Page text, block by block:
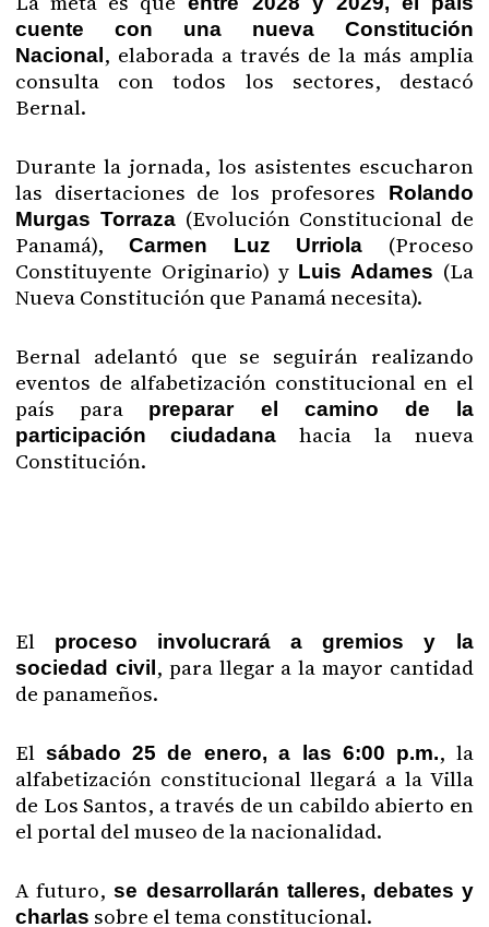
cuente con una nueva Constitución
Nacional , elaborada a través de la más amplia
consulta con todos los sectores, destacó
Bernal.
Durante la jornada, los asistentes escucharon
las disertaciones de los profesores Rolando
Murgas Torraza (Evolución Constitucional de
Panamá),
Carmen Luz Urriola (Proceso
Constituyente Originario) y Luis Adames (La
Nueva Constitución que Panamá necesita).
Bernal adelantó que se seguirán realizando
eventos de alfabetización constitucional en el
país para
preparar el camino de la
participación ciudadana
hacia la nueva
Constitución.
El
proceso involucrará a gremios y la
sociedad civil , para llegar a la mayor cantidad
de panameños.
El sábado 25 de enero, a las 6:00 p.m., la
alfabetización constitucional llegará a la Villa
de Los Santos, a través de un cabildo abierto en
el portal del museo de la nacionalidad.
A futuro, se desarrollarán talleres, debates y
charlas sobre el tema constitucional.